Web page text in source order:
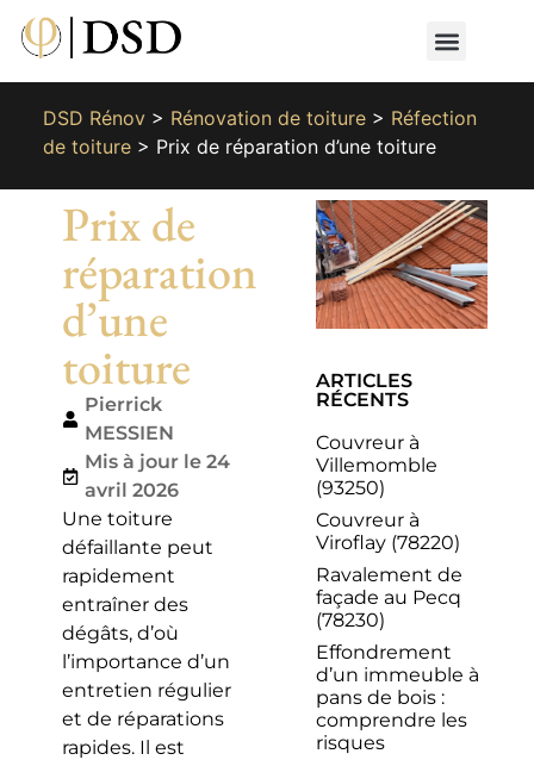
DSD Rénov> Rénovation de toiture> Réfection
de toiture> Prix de réparation d’une toiture
Prix de
réparation
d’une
toiture
Pierrick
MESSIEN
Mis à jour le 24
avril 2026
Une toiture
défaillante peut
rapidement
entraîner des
dégâts, d’où
l’importance d’un
entretien régulier
et de réparations
rapides. Il est
ARTICLES
RÉCENTS
Couvreur à
Villemomble
(93250)
Couvreur à
Viroflay (78220)
Ravalement de
façade au Pecq
(78230)
Effondrement
d’un immeuble à
pans de bois :
comprendre les
risques